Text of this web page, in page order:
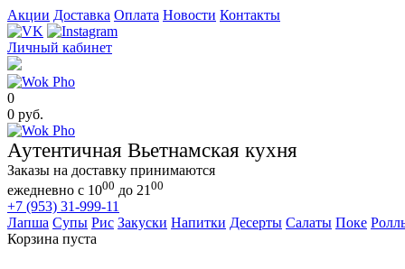
Акции Доставка Оплата Новости Контакты
Личный кабинет
0
0 руб.
Аутентичная Вьетнамская кухня
Заказы на доставку принимаются
ежедневно с 1000 до 21 00
+7 (953) 31-999-11
Лапша Супы Рис Закуски Напитки Десерты Салаты Поке
Корзина пуста